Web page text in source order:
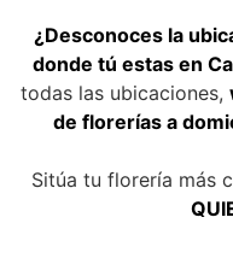
¿Desconoces la
donde tú estas en
todas las ubicaciones,
de florerías a
Sitúa tu florería más